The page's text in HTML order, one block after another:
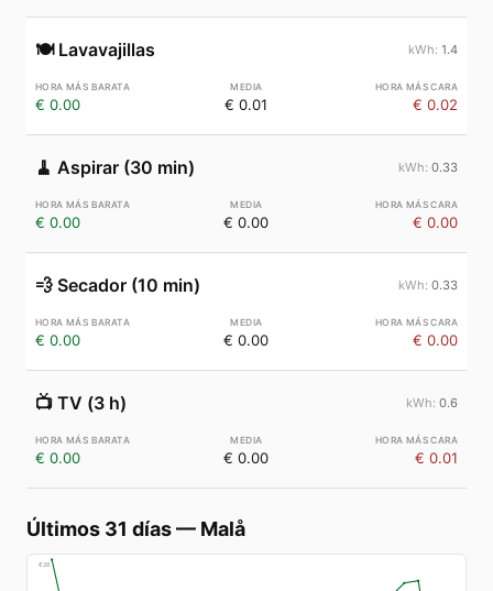
🍽️ Lavavajillas 1.4
€ 0.00 € 0.01 € 0.02
🧹 Aspirar (30 min) 0.33
€ 0.00 € 0.00 € 0.00
💨 Secador (10 min) 0.33
€ 0.00 € 0.00 € 0.00
📺 TV (3 h) 0.6
€ 0.00 € 0.00 € 0.01
Últimos 31 días— Malå
€28